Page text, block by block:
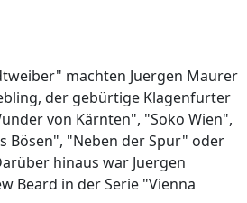
machten Juergen Maurer
der gebürtige Klagenfurter
von Kärnten", "Soko Wien",
Bösen", "Neben der Spur" oder
hinaus war Juergen
Beard in der Serie "Vienna